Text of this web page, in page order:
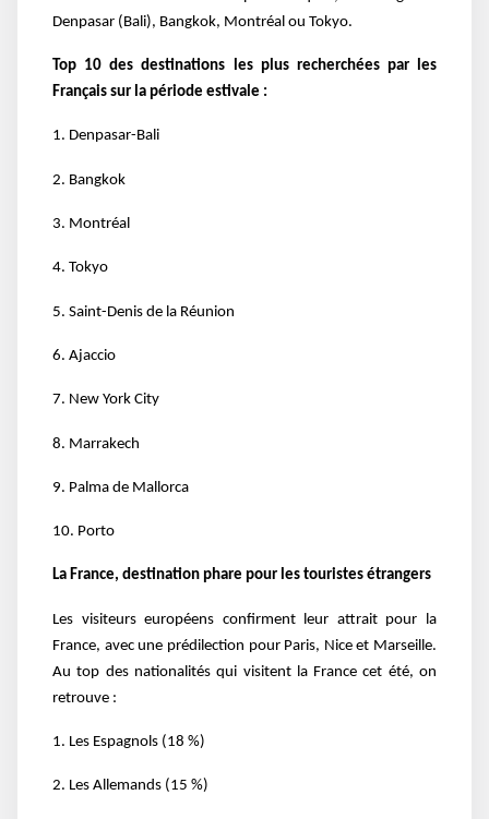
Denpasar (Bali), Bangkok, Montréal ou Tokyo.
Top 10 des destinations les plus recherchées par les
Français sur la période estivale :
1. Denpasar-Bali
2. Bangkok
3. Montréal
4. Tokyo
5. Saint-Denis de la Réunion
6. Ajaccio
7. New York City
8. Marrakech
9. Palma de Mallorca
10. Porto
La France, destination phare pour les touristes étrangers
Les visiteurs européens confirment leur attrait pour la
France, avec une prédilection pour Paris, Nice et Marseille.
Au top des nationalités qui visitent la France cet été, on
retrouve :
1. Les Espagnols (18 %)
2. Les Allemands (15 %)